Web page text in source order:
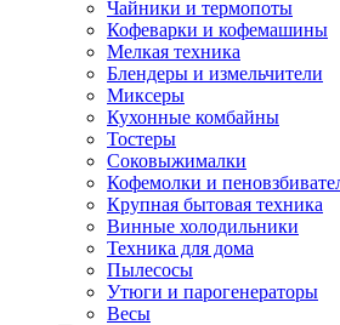
Чайники и термопоты
Кофеварки и кофемашины
Мелкая техника
Блендеры и измельчители
Миксеры
Кухонные комбайны
Тостеры
Соковыжималки
Кофемолки и
Крупная бытовая техника
Винные холодильники
Техника для дома
Пылесосы
Утюги и парогенераторы
Весы